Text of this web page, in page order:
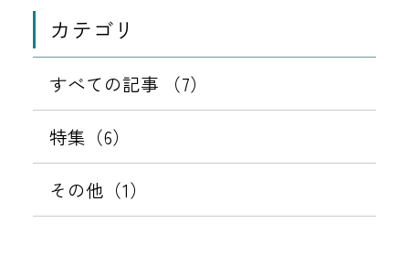
カテゴリ
すべての記事 （7）
特集（6）
その他（1）